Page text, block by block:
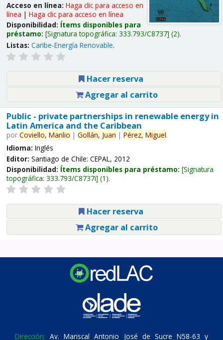
Acceso en línea: Haga clic para acceso en
línea | Haga clic para acceso en línea
Disponibilidad: Ítems disponibles para
préstamo: Signatura topográfica: 333.793/C8737 (2).
Listas: Caribe-Energía Renovable.
Hacer reserva
Agregar al carrito
Public - private partnerships in renewable energy in
Latin America and the Caribbean
por Coviello, Manlio | Gollán, Juan | Pérez, Miguel.
Idioma: Inglés
Editor: Santiago de Chile: CEPAL, 2012
Disponibilidad: Ítems disponibles para préstamo: Signatura
topográfica: 333.793/C8737i (1).
Hacer reserva
Agregar al carrito
Dirección: Av. Mariscal Antonio José de Sucre N58-63 y